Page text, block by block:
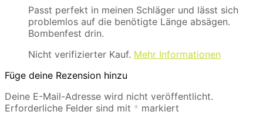
Passt perfekt in meinen Schläger und lässt sich
problemlos auf die benötigte Länge absägen.
Bombenfest drin.
Nicht verifizierter Kauf. Mehr Informationen
Füge deine Rezension hinzu
Deine E-Mail-Adresse wird nicht veröffentlicht.
Erforderliche Felder sind mit * markiert